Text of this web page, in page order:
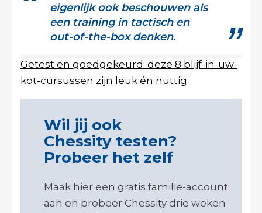
eigenlijk ook beschouwen als
een training in tactisch en
out-of-the-box denken.
Getest en goedgekeurd: deze 8 blijf-in-uw-
kot-cursussen zijn leuk én nuttig
Wil jij ook
Chessity testen?
Probeer het zelf
Maak hier een gratis familie-account
aan en probeer Chessity drie weken